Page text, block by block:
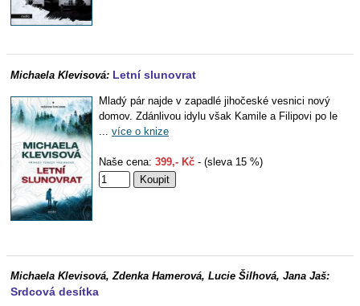
Michaela Klevisová: Letní slunovrat
Mladý pár najde v zapadlé jihočeské vesnici nový
domov. Zdánlivou idylu však Kamile a Filipovi po le
... více o knize
Naše cena: 399,- Kč - (sleva 15 %)
Michaela Klevisová, Zdenka Hamerová, Lucie Šilhová, Jana Jaš:
Srdcová desítka